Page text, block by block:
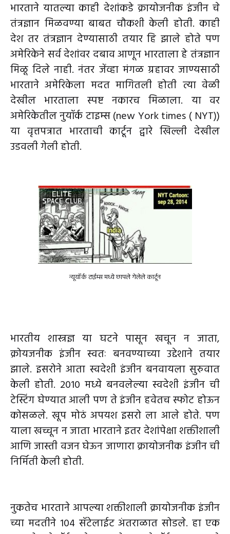
भारताने यातल्या काही देशांकडे क्रायोजनीक इंजीन चे
तंत्रज्ञान मिळवण्या बाबत चौकशी केली होती. काही
देश तर तंत्रज्ञान देण्यासाठी तयार हि झाले होते पण
अमेरिकेने सर्व देशांवर दबाव आणून भारताला हे तंत्रज्ञान
मिळू दिले नाही. नंतर जेंव्हा मंगळ ग्रहावर जाण्यसाठी
भारताने अमेरिकेला मदत मागितली होती त्या वेळी
देखील भारताला स्पष्ट नकारच मिळाला. या वर
अमेरिकेतील नुयॉर्क टाइम्स (new York times ( NYT))
या वृत्तपत्रात भारताची कार्टून द्वारे खिल्ली देखील
उडवली गेली होती.
न्यूयॉर्क टाईम्स मध्ये छापले गेलेले कार्टून
भारतीय शास्त्रज्ञ या घटने पासून खचून न जाता,
क्रोयजनीक इंजीन स्वतः बनवण्याच्या उद्देशाने तयार
झाले. इसरोने आता स्वदेशी इंजीन बनवायला सुरुवात
केली होती. 2010 मध्ये बनवलेल्या स्वदेशी इंजीन ची
टेस्टिंग घेण्यात आली पण ते इंजीन हवेतच स्फोट होऊन
कोसळले. खूप मोठं अपयश इसरो ला आले होते. पण
याला खच्चून न जाता भारताने इतर देशांपेक्षा शक्तीशाली
आणि जास्ती वजन घेऊन जाणारा क्रायोजनीक इंजीन ची
निर्मिती केली होती.
नुकतेच भारताने आपल्या शक्तीशाली क्रायोजनीक इंजीन
च्या मदतीने 104 सॅटेलाईट अंतराळात सोडले. हा एक